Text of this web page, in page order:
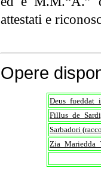
attestati e
Opere
Sarbadori